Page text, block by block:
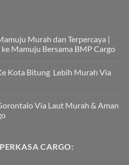
Murah dan Terpercaya |
ke Mamuju Bersama BMP Cargo
Kota Bitung Lebih Murah Via
Via Laut Murah & Aman
CARGO: